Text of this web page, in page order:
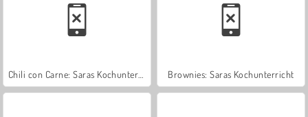
Brownies: Saras Kochunterricht